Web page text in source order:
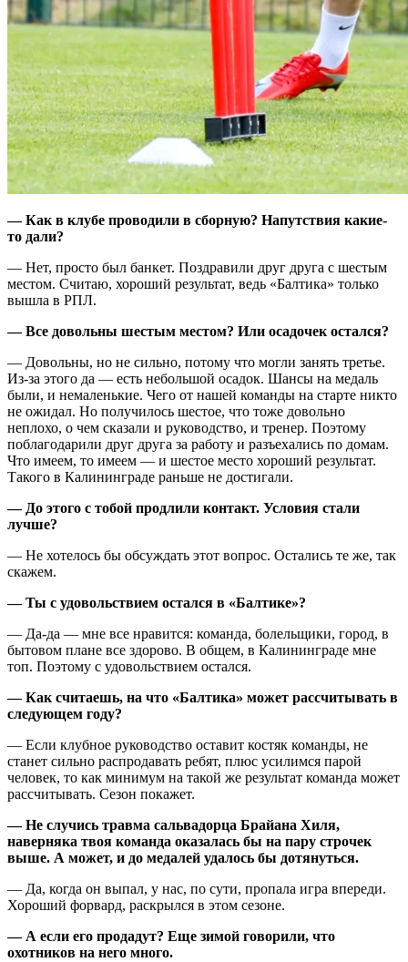
— Как в клубе проводили в сборную? Напутствия какие-
то дали?
— Нет, просто был банкет. Поздравили друг друга с шестым
местом. Считаю, хороший результат, ведь «Балтика» только
вышла в РПЛ.
— Все довольны шестым местом? Или осадочек остался?
— Довольны, но не сильно, потому что могли занять третье.
Из-за этого да — есть небольшой осадок. Шансы на медаль
были, и немаленькие. Чего от нашей команды на старте никто
не ожидал. Но получилось шестое, что тоже довольно
неплохо, о чем сказали и руководство, и тренер. Поэтому
поблагодарили друг друга за работу и разъехались по домам.
Что имеем, то имеем — и шестое место хороший результат.
Такого в Калининграде раньше не достигали.
— До этого с тобой продлили контакт. Условия стали
лучше?
— Не хотелось бы обсуждать этот вопрос. Остались те же, так
скажем.
— Ты с удовольствием остался в «Балтике»?
— Да-да — мне все нравится: команда, болельщики, город, в
бытовом плане все здорово. В общем, в Калининграде мне
топ. Поэтому с удовольствием остался.
— Как считаешь, на что «Балтика» может рассчитывать в
следующем году?
— Если клубное руководство оставит костяк команды, не
станет сильно распродавать ребят, плюс усилимся парой
человек, то как минимум на такой же результат команда может
рассчитывать. Сезон покажет.
— Не случись травма сальвадорца Брайана Хиля,
наверняка твоя команда оказалась бы на пару строчек
выше. А может, и до медалей удалось бы дотянуться.
— Да, когда он выпал, у нас, по сути, пропала игра впереди.
Хороший форвард, раскрылся в этом сезоне.
— А если его продадут? Еще зимой говорили, что
охотников на него много.